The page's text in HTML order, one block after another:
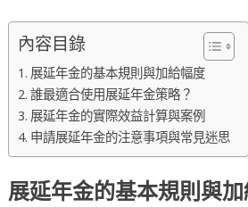
內容目錄
展延年金的基本規則與加給幅度
誰最適合使用展延年金策略？
展延年金的實際效益計算與案例
申請展延年金的注意事項與常見迷思
展延年金的基本規則與